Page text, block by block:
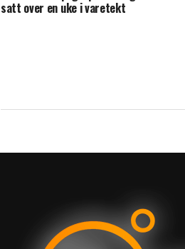
satt over en uke i varetekt